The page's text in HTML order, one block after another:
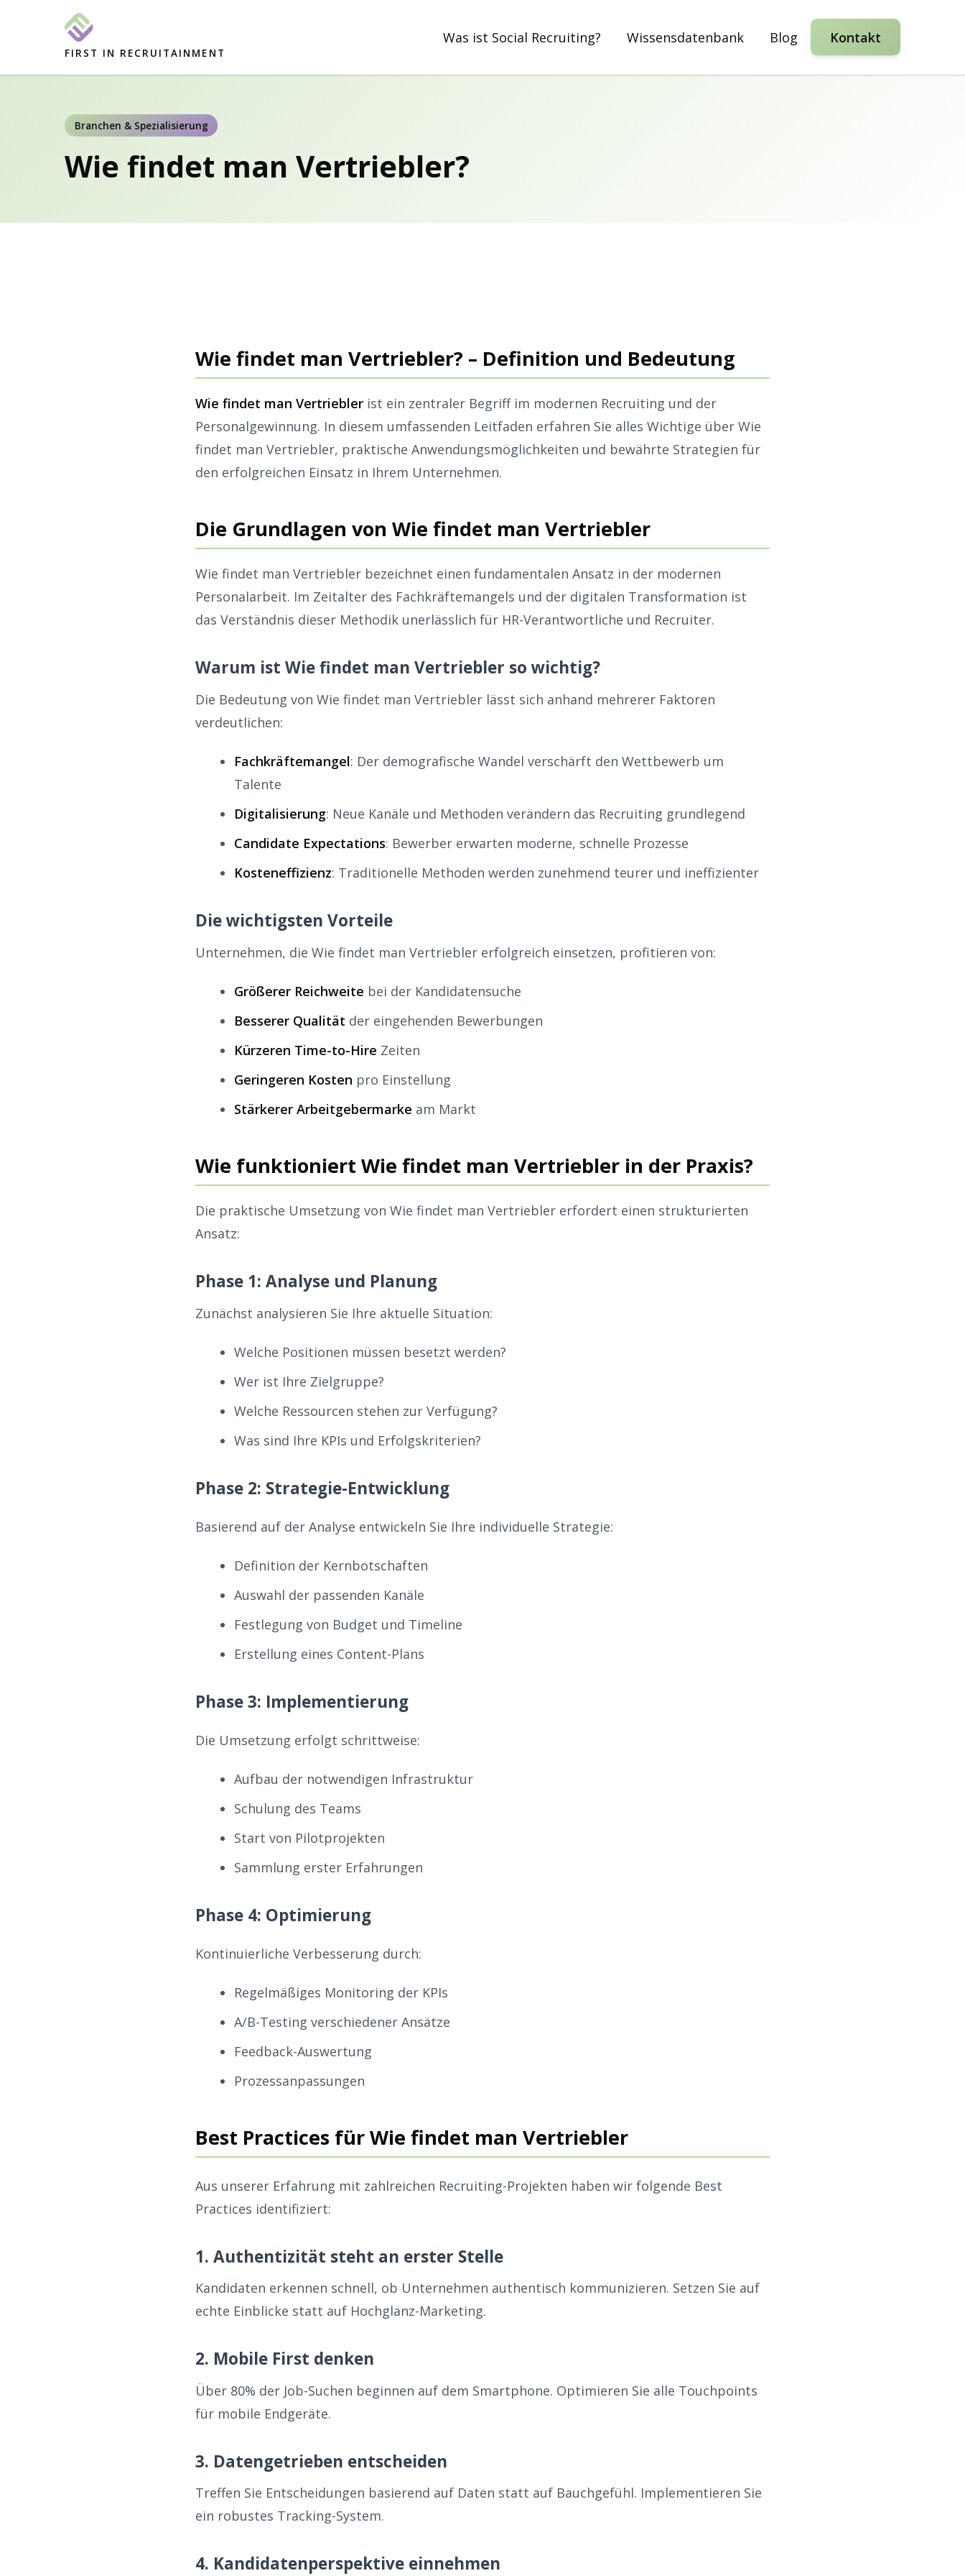
FIRST IN RECRUITAINMENT
Was ist Social Recruiting? Wissensdatenbank Blog Kontakt
Branchen & Spezialisierung
Wie findet man Vertriebler?
Wie findet man Vertriebler? – Definition und Bedeutung
Wie findet man Vertriebler ist ein zentraler Begriff im modernen Recruiting und der
Personalgewinnung. In diesem umfassenden Leitfaden erfahren Sie alles Wichtige über Wie
findet man Vertriebler, praktische Anwendungsmöglichkeiten und bewährte Strategien für
den erfolgreichen Einsatz in Ihrem Unternehmen.
Die Grundlagen von Wie findet man Vertriebler
Wie findet man Vertriebler bezeichnet einen fundamentalen Ansatz in der modernen
Personalarbeit. Im Zeitalter des Fachkräftemangels und der digitalen Transformation ist
das Verständnis dieser Methodik unerlässlich für HR-Verantwortliche und Recruiter.
Warum ist Wie findet man Vertriebler so wichtig?
Die Bedeutung von Wie findet man Vertriebler lässt sich anhand mehrerer Faktoren
verdeutlichen:
Fachkräftemangel: Der demografische Wandel verschärft den Wettbewerb um
Talente
Digitalisierung: Neue Kanäle und Methoden verändern das Recruiting grundlegend
Candidate Expectations: Bewerber erwarten moderne, schnelle Prozesse
Kosteneffizienz: Traditionelle Methoden werden zunehmend teurer und ineffizienter
Die wichtigsten Vorteile
Unternehmen, die Wie findet man Vertriebler erfolgreich einsetzen, profitieren von:
Größerer Reichweite bei der Kandidatensuche
Besserer Qualität der eingehenden Bewerbungen
Kürzeren Time-to-Hire Zeiten
Geringeren Kosten pro Einstellung
Stärkerer Arbeitgebermarke am Markt
Wie funktioniert Wie findet man Vertriebler in der Praxis?
Die praktische Umsetzung von Wie findet man Vertriebler erfordert einen strukturierten
Ansatz:
Phase 1: Analyse und Planung
Zunächst analysieren Sie Ihre aktuelle Situation:
Welche Positionen müssen besetzt werden?
Wer ist Ihre Zielgruppe?
Welche Ressourcen stehen zur Verfügung?
Was sind Ihre KPIs und Erfolgskriterien?
Phase 2: Strategie-Entwicklung
Basierend auf der Analyse entwickeln Sie Ihre individuelle Strategie:
Definition der Kernbotschaften
Auswahl der passenden Kanäle
Festlegung von Budget und Timeline
Erstellung eines Content-Plans
Phase 3: Implementierung
Die Umsetzung erfolgt schrittweise:
Aufbau der notwendigen Infrastruktur
Schulung des Teams
Start von Pilotprojekten
Sammlung erster Erfahrungen
Phase 4: Optimierung
Kontinuierliche Verbesserung durch:
Regelmäßiges Monitoring der KPIs
A/B-Testing verschiedener Ansätze
Feedback-Auswertung
Prozessanpassungen
Best Practices für Wie findet man Vertriebler
Aus unserer Erfahrung mit zahlreichen Recruiting-Projekten haben wir folgende Best
Practices identifiziert:
1. Authentizität steht an erster Stelle
Kandidaten erkennen schnell, ob Unternehmen authentisch kommunizieren. Setzen Sie auf
echte Einblicke statt auf Hochglanz-Marketing.
2. Mobile First denken
Über 80% der Job-Suchen beginnen auf dem Smartphone. Optimieren Sie alle Touchpoints
für mobile Endgeräte.
3. Datengetrieben entscheiden
Treffen Sie Entscheidungen basierend auf Daten statt auf Bauchgefühl. Implementieren Sie
ein robustes Tracking-System.
4. Kandidatenperspektive einnehmen